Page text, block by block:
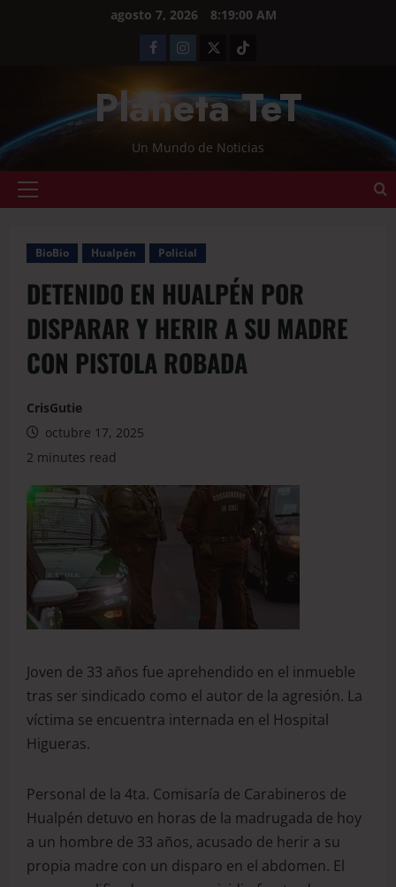
agosto 7, 2026 8:19:00 AM
Planeta TeT
Un Mundo de Noticias
BioBio Hualpén Policial
DETENIDO EN HUALPÉN POR
DISPARAR Y HERIR A SU MADRE
CON PISTOLA ROBADA
CrisGutie
octubre 17, 2025
2 minutes read
Joven de 33 años fue aprehendido en el inmueble
tras ser sindicado como el autor de la agresión. La
víctima se encuentra internada en el Hospital
Higueras.
Personal de la 4ta. Comisaría de Carabineros de
Hualpén detuvo en horas de la madrugada de hoy
a un hombre de 33 años, acusado de herir a su
propia madre con un disparo en el abdomen. El